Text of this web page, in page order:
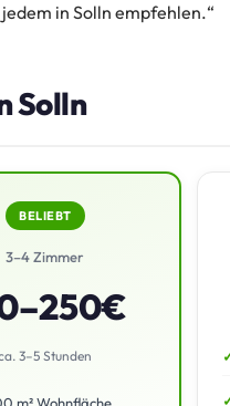
in Solln empfehlen.“
Solln
BELIEBT
3–4 Zimmer
3–5 Stunden